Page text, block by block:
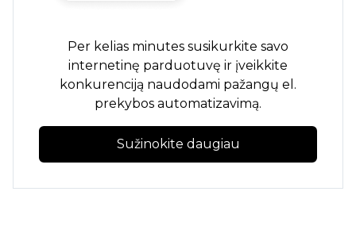
Per kelias minutes susikurkite savo
internetinę parduotuvę ir įveikkite
konkurenciją naudodami pažangų el.
prekybos automatizavimą.
Sužinokite daugiau